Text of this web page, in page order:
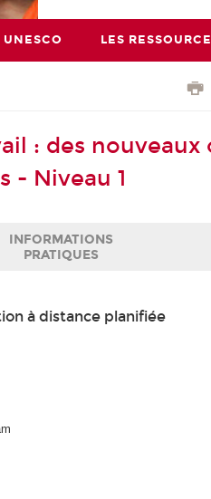
LES
: des nouveaux
- Niveau 1
INFORMATIONS
PRATIQUES
à distance planifiée